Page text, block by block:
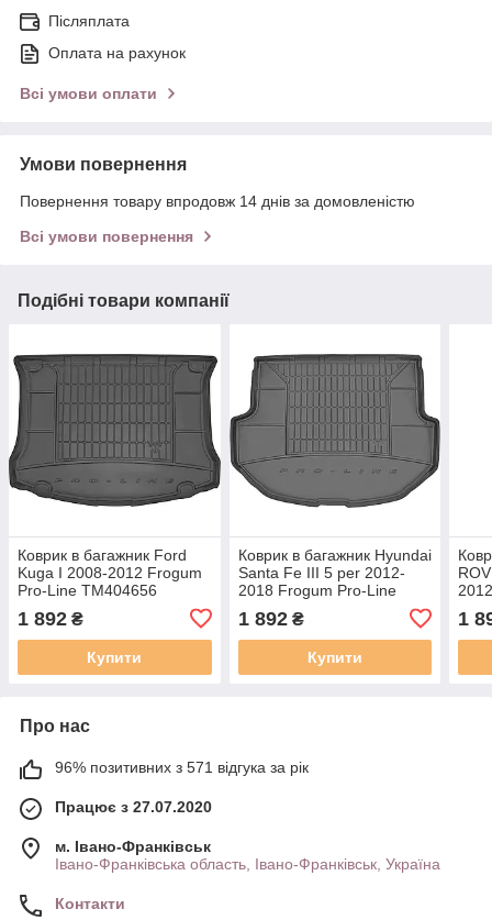
Післяплата
Оплата на рахунок
Всі умови оплати
Умови повернення
Повернення товару впродовж 14 днів за домовленістю
Всі умови повернення
Подібні товари компанії
Коврик в багажник Ford
Kuga I 2008-2012 Frogum
Pro-Line TM404656
1 892 ₴
Купити
Коврик в багажник Hyundai
Santa Fe III 5 per 2012-
2018 Frogum Pro-Line
1 892₴
Купити
1
Про нас
96% позитивних з 571 відгука за рік
Працює з 27.07.2020
м. Івано-Франківськ
Івано-Франківська область, Івано-Франківськ, Україна
Контакти